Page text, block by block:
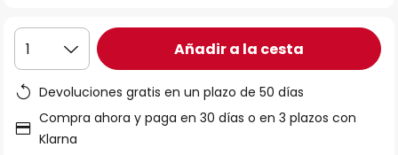
imágenes
1 Añadir a la cesta
Devoluciones gratis en un plazo de 50 días
Compra ahora y paga en 30 días o en 3 plazos con
Klarna